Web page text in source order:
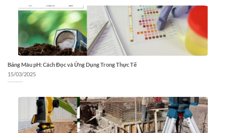
Bảng Màu pH: Cách Đọc và Ứng Dụng Trong Thực Tế
15/03/2025